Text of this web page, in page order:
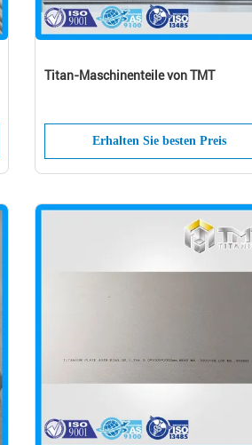
Titan-Maschinenteile von TMT
Erhalten Sie besten Preis